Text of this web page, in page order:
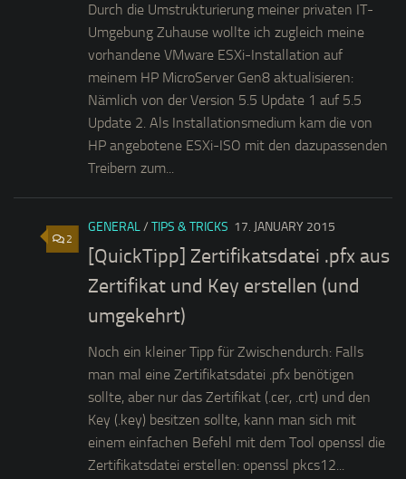
Durch die Umstrukturierung meiner privaten IT-
Umgebung Zuhause wollte ich zugleich meine
vorhandene VMware ESXi-Installation auf
meinem HP MicroServer Gen8 aktualisieren:
Nämlich von der Version 5.5 Update 1 auf 5.5
Update 2. Als Installationsmedium kam die von
HP angebotene ESXi-ISO mit den dazupassenden
Treibern zum...
2
GENERAL/ TIPS & TRICKS 17. JANUARY 2015
[QuickTipp] Zertifikatsdatei .pfx aus
Zertifikat und Key erstellen (und
umgekehrt)
Noch ein kleiner Tipp für Zwischendurch: Falls
man mal eine Zertifikatsdatei .pfx benötigen
sollte, aber nur das Zertifikat (.cer, .crt) und den
Key (.key) besitzen sollte, kann man sich mit
einem einfachen Befehl mit dem Tool openssl die
Zertifikatsdatei erstellen: openssl pkcs12...